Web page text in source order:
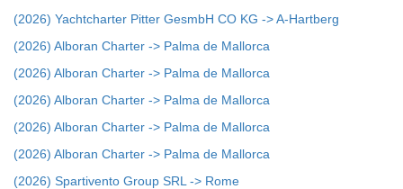
(2026) Yachtcharter Pitter GesmbH CO KG -> A-Hartberg
(2026) Alboran Charter -> Palma de Mallorca
(2026) Alboran Charter -> Palma de Mallorca
(2026) Alboran Charter -> Palma de Mallorca
(2026) Alboran Charter -> Palma de Mallorca
(2026) Alboran Charter -> Palma de Mallorca
(2026) Spartivento Group SRL -> Rome